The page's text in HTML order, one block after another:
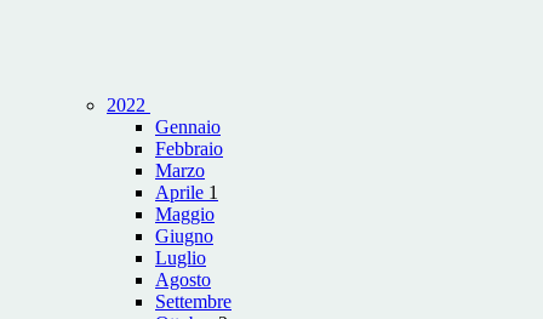
2022
Gennaio
Febbraio
Marzo
Aprile 1
Maggio
Giugno
Luglio
Agosto
Settembre